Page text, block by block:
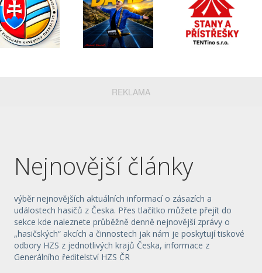
REKLAMA
Nejnovější články
výběr nejnovějších aktuálních informací o zásazích a
událostech hasičů z Česka. Přes tlačítko můžete přejít do
sekce kde naleznete průběžně denně nejnovější zprávy o
„hasičských“ akcích a činnostech jak nám je poskytují tiskové
odbory HZS z jednotlivých krajů Česka, informace z
Generálního ředitelství HZS ČR